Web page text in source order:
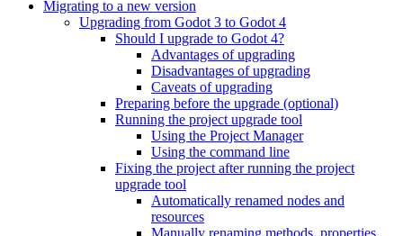
Migrating to a new version
Upgrading from Godot 3 to Godot 4
Should I upgrade to Godot 4?
Advantages of upgrading
Disadvantages of upgrading
Caveats of upgrading
Preparing before the upgrade (optional)
Running the project upgrade tool
Using the Project Manager
Using the command line
Fixing the project after running the project
upgrade tool
Automatically renamed nodes and
resources
Manually renaming methods, properties,